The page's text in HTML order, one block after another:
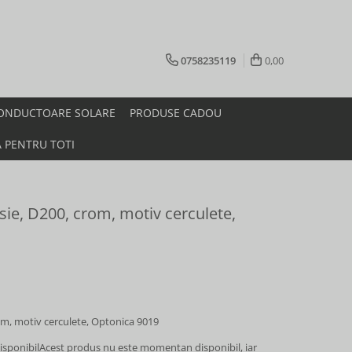
0758235119 0,00
SOLARE PRODUSE CADOU
PENTRU TOTI
D200, crom, motiv cerculete,
motiv cerculete, Optonica 9019
Acest produs nu este momentan disponibil, iar